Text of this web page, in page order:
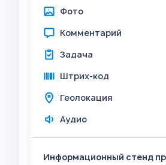
Фото
Комментарий
Задача
Штрих-код
Геолокация
Аудио
Информационный стенд